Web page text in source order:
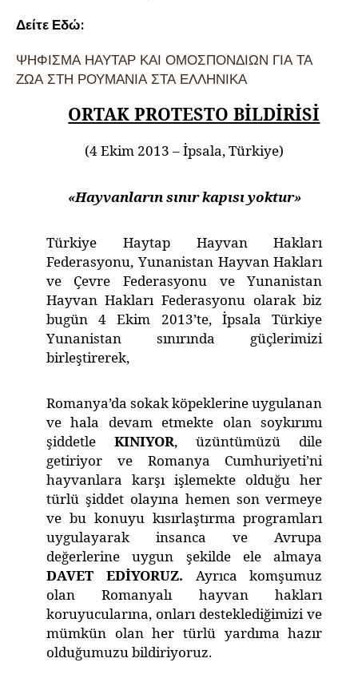
Δείτε Εδώ:
ΨΗΦΙΣΜΑ ΗΑΥΤΑΡ ΚΑΙ ΟΜΟΣΠΟΝΔΙΩΝ ΓΙΑ ΤΑ
ΖΩΑ ΣΤΗ ΡΟΥΜΑΝΙΑ ΣΤΑ ΕΛΛΗΝΙΚΑ
ORTAK PROTESTO BİLDİRİSİ
(4 Ekim 2013 – İpsala, Türkiye)
«Hayvanların sınır kapısı yoktur»
Türkiye Haytap Hayvan Hakları
Federasyonu, Yunanistan Hayvan Hakları
ve Çevre Federasyonu ve Yunanistan
Hayvan Hakları Federasyonu olarak biz
bugün 4 Ekim 2013’te, İpsala Türkiye
Yunanistan sınırında güçlerimizi
birleştirerek,
Romanya’da sokak köpeklerine uygulanan
ve hala devam etmekte olan soykırımı
şiddetleKINIYOR, üzüntümüzü dile
getiriyor ve Romanya Cumhuriyeti’ni
hayvanlara karşı işlemekte olduğu her
türlü şiddet olayına hemen son vermeye
ve bu konuyu kısırlaştırma programları
uygulayarak insanca ve Avrupa
değerlerine uygun şekilde ele almaya
DAVET EDİYORUZ. Ayrıca komşumuz
olan Romanyalı hayvan hakları
koruyucularına, onları desteklediğimizi ve
mümkün olan her türlü yardıma hazır
olduğumuzu bildiriyoruz.